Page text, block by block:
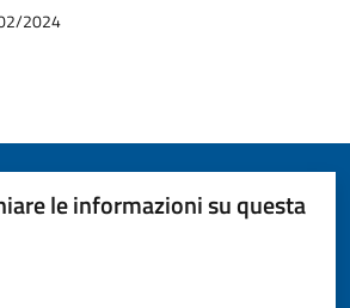
2024
le informazioni su questa